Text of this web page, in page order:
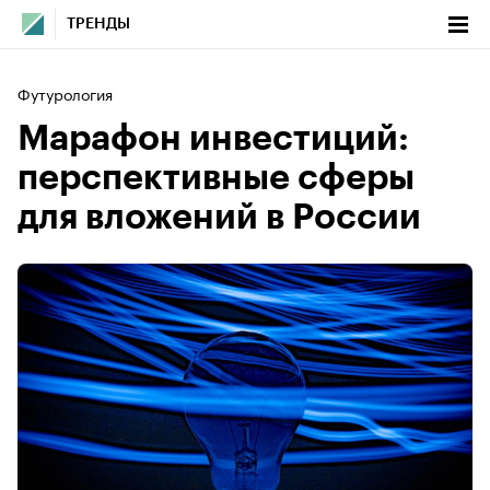
ТРЕНДЫ
Футурология
Марафон инвестиций:
перспективные сферы
для вложений в России